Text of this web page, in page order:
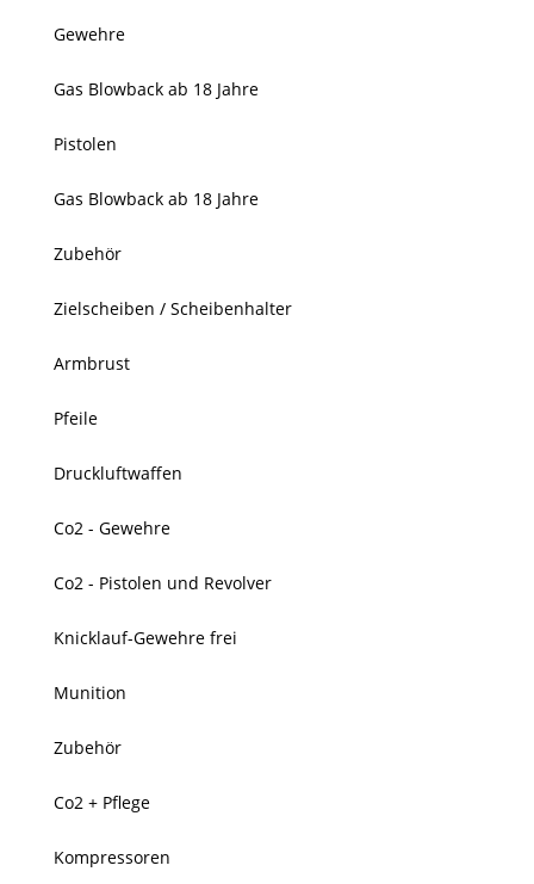
Gewehre
Gas Blowback ab 18 Jahre
Pistolen
Gas Blowback ab 18 Jahre
Zubehör
Zielscheiben / Scheibenhalter
Armbrust
Pfeile
Druckluftwaffen
Co2 - Gewehre
Co2 - Pistolen und Revolver
Knicklauf-Gewehre frei
Munition
Zubehör
Co2 + Pflege
Kompressoren